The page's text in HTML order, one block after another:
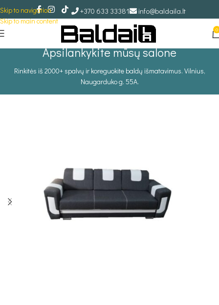
Skip to navigation
Skip to main content
+370 633 33381 info@baldaila.lt
0
Apsilankykite mūsų salone
Rinkitės iš 2000+ spalvų ir koreguokite baldų išmatavimus. Vilnius,
Naugarduko g. 55A.